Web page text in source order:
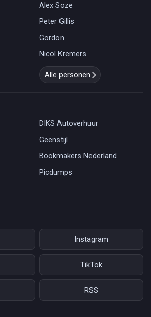
Alex Soze
Peter Gillis
Gordon
Nicol Kremers
Alle personen
DIKS Autoverhuur
Geenstijl
Bookmakers Nederland
Picdumps
Instagram
TikTok
RSS